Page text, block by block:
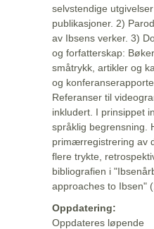
selvstendige
publikasjoner. 2)
av Ibsens verker. 3)
og forfatterskap:
småtrykk, artikler og
og
Referanser til
inkludert. I prinsippet
språklig begrensning.
primærregistrering av
flere trykte,
bibliografien i
approaches to Ibsen"
Oppdatering:
Oppdateres løpende